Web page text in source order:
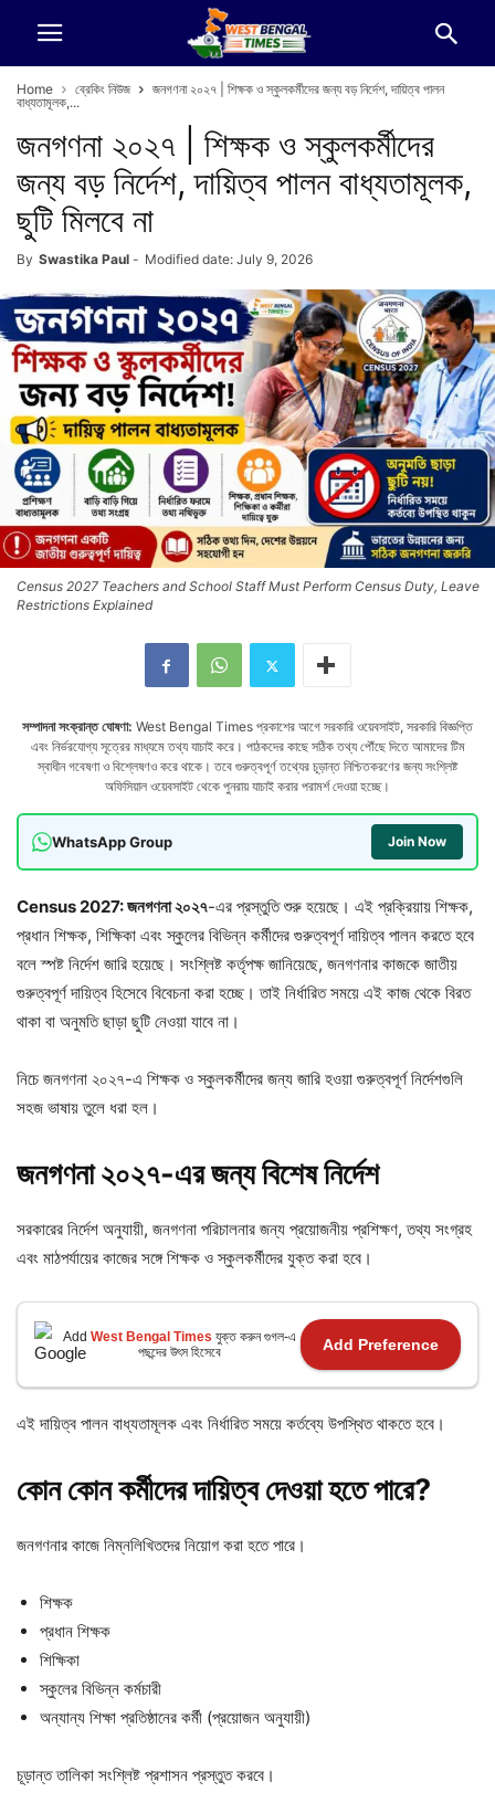
Home ব্রেকিং নিউজ
জনগণনা ২০২৭ | শিক্ষক ও স্কুলকর্মীদের জন্য বড় নির্দেশ, দায়িত্ব পালন
বাধ্যতামূলক,...
জনগণনা ২০২৭ | শিক্ষক ও স্কুলকর্মীদের
জন্য বড় নির্দেশ, দায়িত্ব পালন বাধ্যতামূলক,
ছুটি মিলবে না
By Swastika Paul - Modified date: July 9, 2026
Census 2027 Teachers and School Staff Must Perform Census Duty, Leave
Restrictions Explained
সম্পাদনা সংক্রান্ত ঘোষণা: West Bengal Times প্রকাশের আগে সরকারি ওয়েবসাইট, সরকারি বিজ্ঞপ্তি
এবং নির্ভরযোগ্য সূত্রের মাধ্যমে তথ্য যাচাই করে। পাঠকদের কাছে সঠিক তথ্য পৌঁছে দিতে আমাদের টিম
স্বাধীন গবেষণা ও বিশ্লেষণও করে থাকে। তবে গুরুত্বপূর্ণ তথ্যের চূড়ান্ত নিশ্চিতকরণের জন্য সংশ্লিষ্ট
অফিসিয়াল ওয়েবসাইট থেকে পুনরায় যাচাই করার পরামর্শ দেওয়া হচ্ছে।
WhatsApp Group Join Now
Census 2027:জনগণনা২০২৭-এর প্রস্তুতি শুরু হয়েছে। এই প্রক্রিয়ায় শিক্ষক,
প্রধান শিক্ষক, শিক্ষিকা এবং স্কুলের বিভিন্ন কর্মীদের গুরুত্বপূর্ণ দায়িত্ব পালন করতে হবে
বলে স্পষ্ট নির্দেশ জারি হয়েছে। সংশ্লিষ্ট কর্তৃপক্ষ জানিয়েছে, জনগণনার কাজকে জাতীয়
গুরুত্বপূর্ণ দায়িত্ব হিসেবে বিবেচনা করা হচ্ছে। তাই নির্ধারিত সময়ে এই কাজ থেকে বিরত
থাকা বা অনুমতি ছাড়া ছুটি নেওয়া যাবে না।
নিচে জনগণনা ২০২৭-এ শিক্ষক ও স্কুলকর্মীদের জন্য জারি হওয়া গুরুত্বপূর্ণ নির্দেশগুলি
সহজ ভাষায় তুলে ধরা হল।
জনগণনা২০২৭-এরজন্যবিশেষনির্দেশ
সরকারের নির্দেশ অনুযায়ী, জনগণনা পরিচালনার জন্য প্রয়োজনীয় প্রশিক্ষণ, তথ্য সংগ্রহ
এবং মাঠপর্যায়ের কাজের সঙ্গে শিক্ষক ও স্কুলকর্মীদের যুক্ত করা হবে।
Add West Bengal Times যুক্ত করুন গুগল-এ
পছন্দের উৎস হিসেবে
Add Preference
এই দায়িত্ব পালন বাধ্যতামূলক এবং নির্ধারিত সময়ে কর্তব্যে উপস্থিত থাকতে হবে।
কোনকোনকর্মীদেরদায়িত্বদেওয়াহতেপারে?
জনগণনার কাজে নিম্নলিখিতদের নিয়োগ করা হতে পারে।
শিক্ষক
প্রধান শিক্ষক
শিক্ষিকা
স্কুলের বিভিন্ন কর্মচারী
অন্যান্য শিক্ষা প্রতিষ্ঠানের কর্মী (প্রয়োজন অনুযায়ী)
চূড়ান্ত তালিকা সংশ্লিষ্ট প্রশাসন প্রস্তুত করবে।